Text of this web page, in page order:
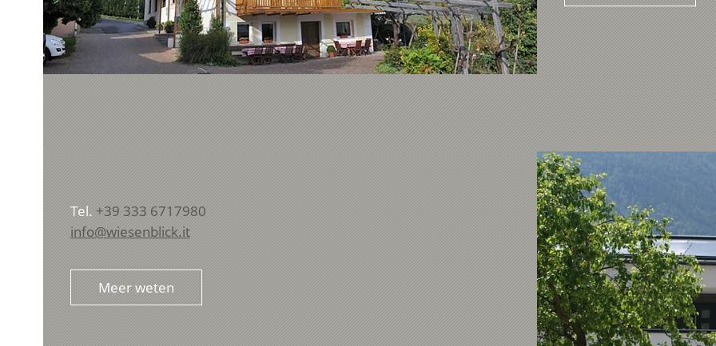
Tel. +39 333 6717980
info@wiesenblick.it
Meer weten